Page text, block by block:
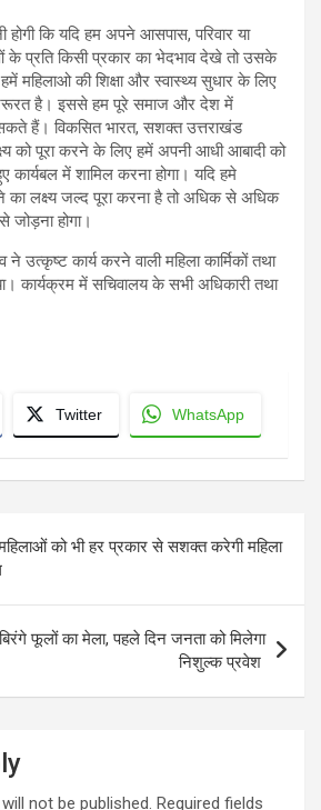
होगी कि यदि हम अपने आसपास, परिवार या
के प्रति किसी प्रकार का भेदभाव देखे तो उसके
महिलाओ की शिक्षा और स्वास्थ्य सुधार के लिए
है। इससे हम पूरे समाज और देश में
सकते हैं। विकसित भारत, सशक्त उत्तराखंड
को पूरा करने के लिए हमें अपनी आधी आबादी को
कार्यबल में शामिल करना होगा। यदि हमे
का लक्ष्य जल्द पूरा करना है तो अधिक से अधिक
जोड़ना होगा।
उत्कृष्ट कार्य करने वाली महिला कार्मिकों तथा
कार्यक्रम में सचिवालय के सभी अधिकारी तथा
Twitter WhatsApp
को भी हर प्रकार से सशक्त करेगी महिला
फूलों का मेला, पहले दिन जनता को मिलेगा
निशुल्क प्रवेश
not be published. Required fields